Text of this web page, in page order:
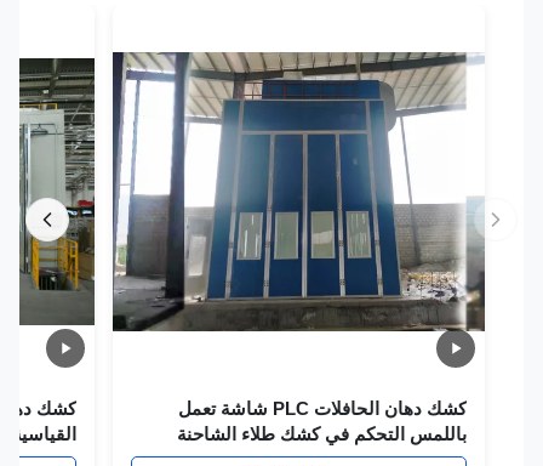
كشك دهان الحافلات PLC شاشة تعمل
باللمس التحكم في كشك طلاء الشاحنة
كشك دهان
القياسية CE